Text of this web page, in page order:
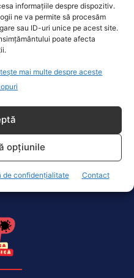
informațiile despre dispozitiv.
ne va permite să procesăm
sau ID-uri unice pe acest site.
poate afecta
mai multe despre aceste
opțiunile
de confidențialitate Contact
doză de vaccin
ale
efect redus împotriva
circulantă a
unui...